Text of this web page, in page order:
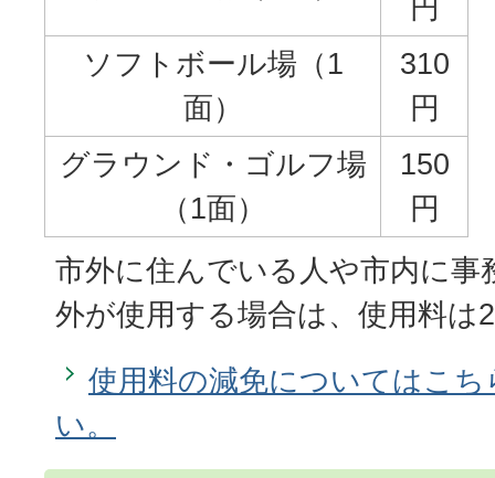
円
ソフトボール場（1
面）
310
円
グラウンド・ゴルフ場
（1面）
150
円
市外に住んでいる人や市内に事
外が使用する場合は、使用料は
使用料の減免についてはこ
い。